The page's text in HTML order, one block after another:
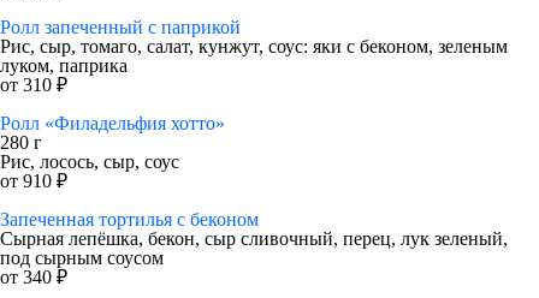
Ролл запеченный с паприкой
Рис, сыр, томаго, салат, кунжут, соус: яки с беконом, зеленым
луком, паприка
от 310 ₽
Ролл «Филадельфия хотто»
280 г
Рис, лосось, сыр, соус
от 910 ₽
Запеченная тортилья с беконом
Сырная лепёшка, бекон, сыр сливочный, перец, лук зеленый,
под сырным соусом
от 340 ₽